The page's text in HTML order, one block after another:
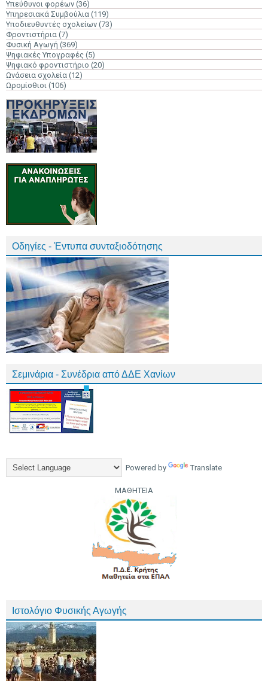
Υπεύθυνοι φορέων (36)
Υπηρεσιακά Συμβούλια (119)
Υποδιευθυντές σχολείων (73)
Φροντιστήρια (7)
Φυσική Αγωγή (369)
Ψηφιακές Υπογραφές (5)
Ψηφιακό φροντιστήριο (20)
Ωνάσεια σχολεία (12)
Ωρομίσθιοι (106)
Οδηγίες - Έντυπα συνταξιοδότησης
Σεμινάρια - Συνέδρια από ΔΔΕ Χανίων
Powered by Translate
ΜΑΘΗΤΕΙΑ
Ιστολόγιο Φυσικής Αγωγής